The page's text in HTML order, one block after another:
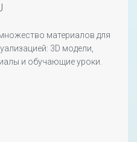
материалов для
3D модели,
и обучающие уроки.